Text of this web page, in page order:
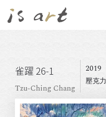
雀躍 26-1
Tzu-Ching Chang
2019
壓克力